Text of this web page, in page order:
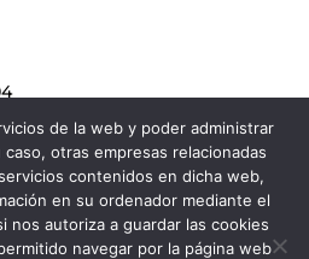
de la web y poder administrar
caso, otras empresas relacionadas
contenidos en dicha web,
en su ordenador mediante el
nos autoriza a guardar las cookies
navegar por la página web